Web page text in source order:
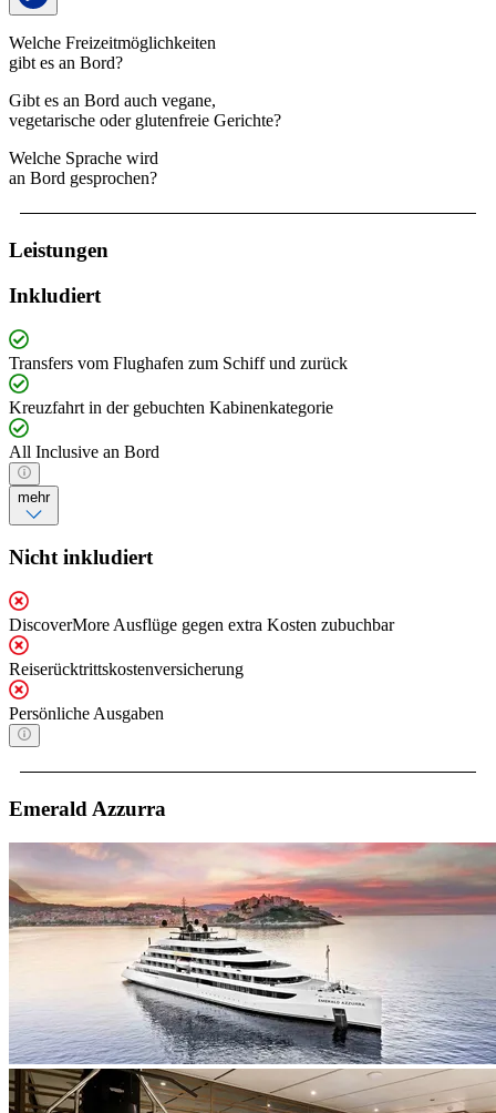
Welche Freizeitmöglichkeiten
gibt es an Bord?
Gibt es an Bord auch vegane,
vegetarische oder glutenfreie Gerichte?
Welche Sprache wird
an Bord gesprochen?
Leistungen
Inkludiert
Transfers vom Flughafen zum Schiff und zurück
Kreuzfahrt in der gebuchten Kabinenkategorie
All Inclusive an Bord
mehr
Nicht inkludiert
DiscoverMore Ausflüge gegen extra Kosten zubuchbar
Reiserücktrittskostenversicherung
Persönliche Ausgaben
Emerald Azzurra